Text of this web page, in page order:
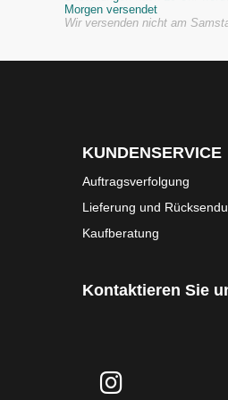
Morgen versendet
Wir versenden nicht am
KUNDENSERVICE
Auftragsverfolgung
Lieferung und
Kaufberatung
Kontaktieren Sie